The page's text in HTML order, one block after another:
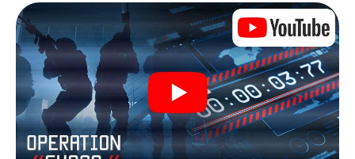
niet opgesloten in een kamer waaruit je jezelf binnen een
bepaald tijdvenster moet bevrijden. Met deze
speurtocht met een smartphone wordt heel Giaveno
jouw speelveld! De technische voorwaarden voor jouw
avontuur in Giaveno zijn een smartphone en toegang tot
het mobiel internet. Met één klik krijg jij toegang tot onze
app. Je hoeft niets te installeren om door interactieve
video's, lastige minigames of andere functies in de actie
te worden getrokken.